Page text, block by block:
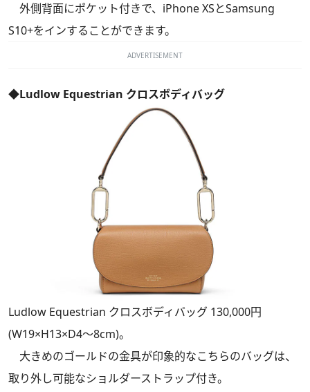
外側背面にポケット付きで、iPhone XSとSamsung
S10+をインすることができます。
ADVERTISEMENT
◆Ludlow Equestrian クロスボディバッグ
Ludlow Equestrian クロスボディバッグ 130,000円
(W19×H13×D4～8cm)。
大きめのゴールドの金具が印象的なこちらのバッグは、
取り外し可能なショルダーストラップ付き。